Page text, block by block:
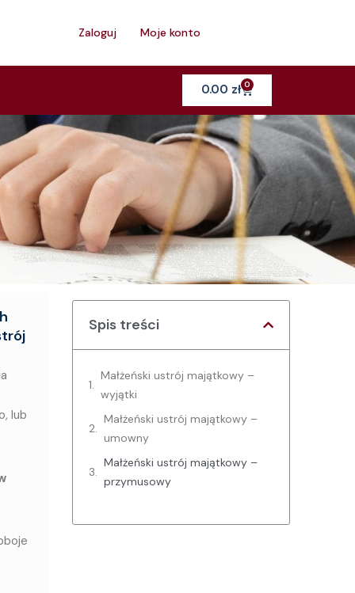
Zaloguj Moje konto
0.00 zł 0Cart
lub
Spis treści
Małżeński ustrój majątkowy –
wyjątki
Małżeński ustrój majątkowy –
umowny
Małżeński ustrój majątkowy –
przymusowy